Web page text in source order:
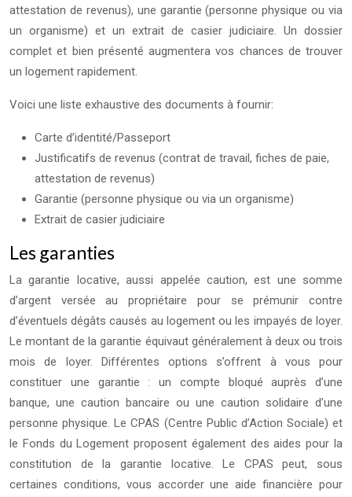
attestation de revenus), une garantie (personne physique ou via
un organisme) et un extrait de casier judiciaire. Un dossier
complet et bien présenté augmentera vos chances de trouver
un logement rapidement.
Voici une liste exhaustive des documents à fournir:
Carte d’identité/Passeport
Justificatifs de revenus (contrat de travail, fiches de paie,
attestation de revenus)
Garantie (personne physique ou via un organisme)
Extrait de casier judiciaire
Les garanties
La garantie locative, aussi appelée caution, est une somme
d’argent versée au propriétaire pour se prémunir contre
d’éventuels dégâts causés au logement ou les impayés de loyer.
Le montant de la garantie équivaut généralement à deux ou trois
mois de loyer. Différentes options s’offrent à vous pour
constituer une garantie : un compte bloqué auprès d’une
banque, une caution bancaire ou une caution solidaire d’une
personne physique. Le CPAS (Centre Public d’Action Sociale) et
le Fonds du Logement proposent également des aides pour la
constitution de la garantie locative. Le CPAS peut, sous
certaines conditions, vous accorder une aide financière pour